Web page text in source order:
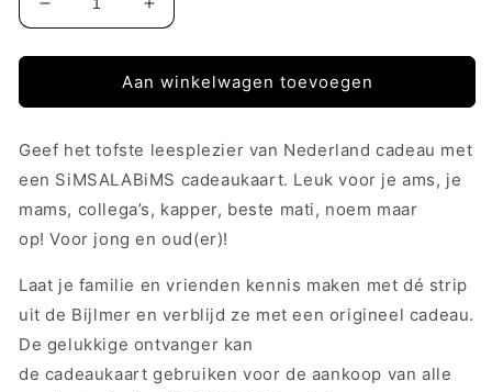
Aantal
verlagen
voor
Cadeaukaart
Aantal
verhogen
voor
Cadeaukaart
Aan winkelwagen toevoegen
Geef het tofste leesplezier van Nederland cadeau met
een SiMSALABiMS cadeaukaart. Leuk voor je ams, je
mams, collega’s, kapper, beste mati, noem maar
op! Voor jong en oud(er)!
Laat je familie en vrienden kennis maken met dé strip
uit de Bijlmer en verblijd ze met een origineel cadeau.
De gelukkige ontvanger kan
de cadeaukaart gebruiken voor de aankoop van alle